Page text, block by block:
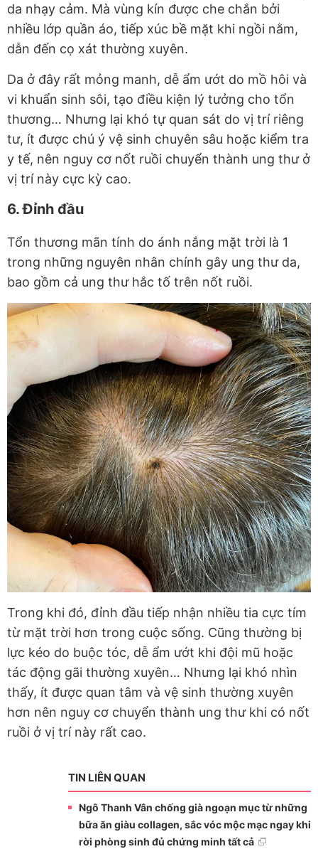
da nhạy cảm. Mà vùng kín được che chắn bởi
nhiều lớp quần áo, tiếp xúc bề mặt khi ngồi nằm,
dẫn đến cọ xát thường xuyên.
Da ở đây rất mỏng manh, dễ ẩm ướt do mồ hôi và
vi khuẩn sinh sôi, tạo điều kiện lý tưởng cho tổn
thương… Nhưng lại khó tự quan sát do vị trí riêng
tư, ít được chú ý vệ sinh chuyên sâu hoặc kiểm tra
y tế, nên nguy cơ nốt ruồi chuyển thành ung thư ở
vị trí này cực kỳ cao.
6. Đỉnh đầu
Tổn thương mãn tính do ánh nắng mặt trời là 1
trong những nguyên nhân chính gây ung thư da,
bao gồm cả ung thư hắc tố trên nốt ruồi.
Trong khi đó, đỉnh đầu tiếp nhận nhiều tia cực tím
từ mặt trời hơn trong cuộc sống. Cũng thường bị
lực kéo do buộc tóc, dễ ẩm ướt khi đội mũ hoặc
tác động gãi thường xuyên… Nhưng lại khó nhìn
thấy, ít được quan tâm và vệ sinh thường xuyên
hơn nên nguy cơ chuyển thành ung thư khi có nốt
ruồi ở vị trí này rất cao.
TIN LIÊN QUAN
Ngô Thanh Vân chống già ngoạn mục từ những
bữa ăn giàu collagen, sắc vóc mộc mạc ngay khi
rời phòng sinh đủ chứng minh tất cả